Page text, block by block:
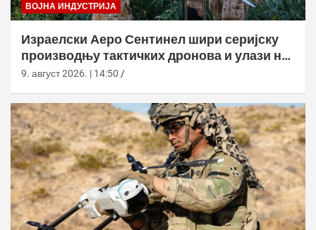
ВОЈНА ИНДУСТРИЈА
Израелски Аеро Сентинел шири серијску
производњу тактичких дронова и улази на
нова тржишта
9. август 2026. | 14:50